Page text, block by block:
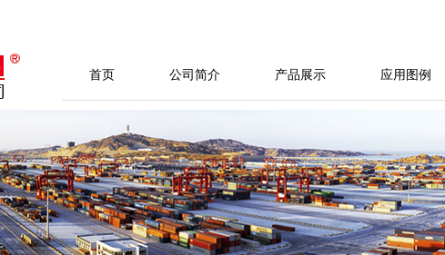
首页 公司简介 产品展示 应用图例